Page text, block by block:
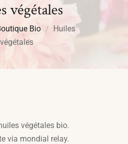
végétales
Bio
Huiles
végétales
végétales bio.
via mondial relay.